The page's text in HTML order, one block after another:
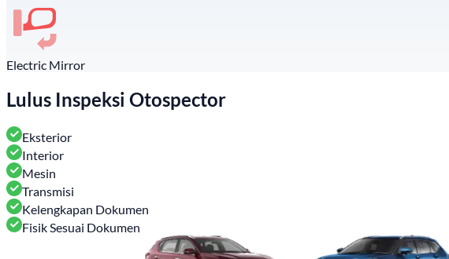
Electric Mirror
Lulus Inspeksi Otospector
Eksterior
Interior
Mesin
Transmisi
Kelengkapan Dokumen
Fisik Sesuai Dokumen